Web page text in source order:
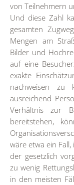
von Teilnehmern
Und diese Zahl
gesamten
Mengen am
Bilder und
auf eine
exakte
nachweisen zu
ausreichend
Verhältnis zur
bereitstehen,
wäre etwa ein
der gesetzlich
zu wenig
in den meisten